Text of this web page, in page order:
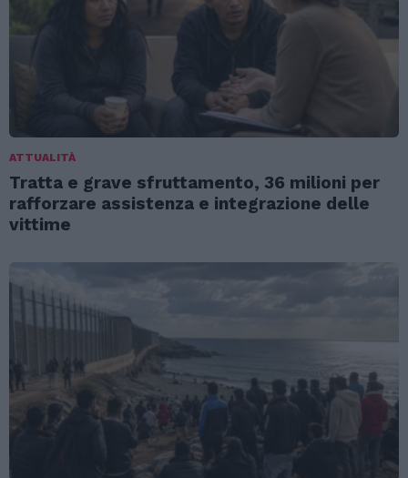
ATTUALITÀ
Tratta e grave sfruttamento, 36 milioni per
rafforzare assistenza e integrazione delle
vittime